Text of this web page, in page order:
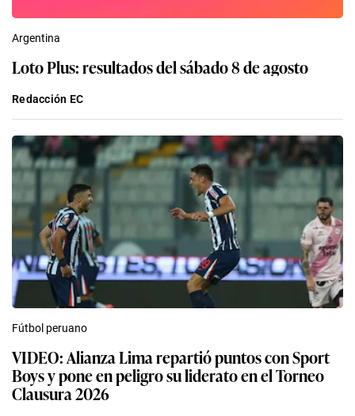
Argentina
Loto Plus: resultados del sábado 8 de agosto
Redacción EC
Fútbol peruano
VIDEO: Alianza Lima repartió puntos con Sport
Boys y pone en peligro su liderato en el Torneo
Clausura 2026